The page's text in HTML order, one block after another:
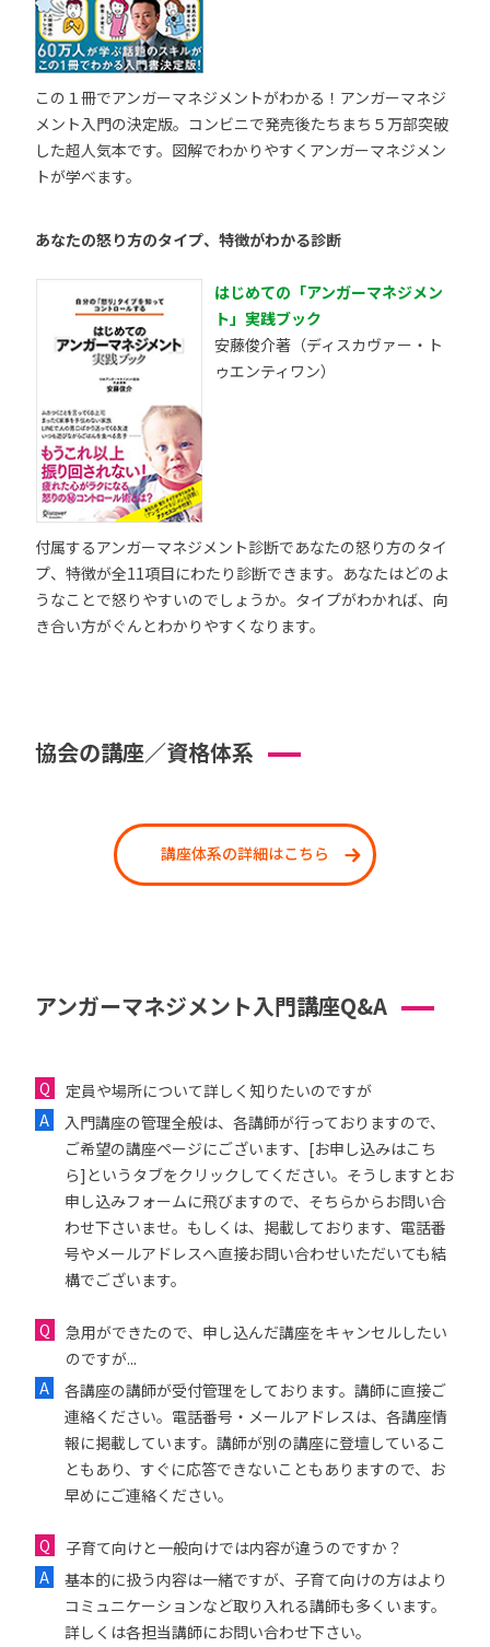
この１冊でアンガーマネジメントがわかる！アンガーマネジ
メント入門の決定版。コンビニで発売後たちまち５万部突破
した超人気本です。図解でわかりやすくアンガーマネジメン
トが学べます。
あなたの怒り方のタイプ、特徴がわかる診断
はじめての「アンガーマネジメン
ト」実践ブック
安藤俊介著（ディスカヴァー・ト
ゥエンティワン）
付属するアンガーマネジメント診断であなたの怒り方のタイ
プ、特徴が全11項目にわたり診断できます。あなたはどのよ
うなことで怒りやすいのでしょうか。タイプがわかれば、向
き合い方がぐんとわかりやすくなります。
協会の講座／資格体系
講座体系の詳細はこちら
アンガーマネジメント入門講座Q&A
定員や場所について詳しく知りたいのですが
入門講座の管理全般は、各講師が行っておりますので、
ご希望の講座ページにございます、[お申し込みはこち
ら]というタブをクリックしてください。そうしますとお
申し込みフォームに飛びますので、そちらからお問い合
わせ下さいませ。もしくは、掲載しております、電話番
号やメールアドレスへ直接お問い合わせいただいても結
構でございます。
急用ができたので、申し込んだ講座をキャンセルしたい
のですが...
各講座の講師が受付管理をしております。講師に直接ご
連絡ください。電話番号・メールアドレスは、各講座情
報に掲載しています。講師が別の講座に登壇しているこ
ともあり、すぐに応答できないこともありますので、お
早めにご連絡ください。
子育て向けと一般向けでは内容が違うのですか？
基本的に扱う内容は一緒ですが、子育て向けの方はより
コミュニケーションなど取り入れる講師も多くいます。
詳しくは各担当講師にお問い合わせ下さい。